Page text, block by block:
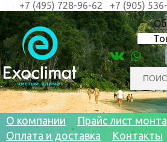
+7 (495) 728-96-62 +7 (905)
О компании
Прайс лист
Оплата и доставка
Контакты